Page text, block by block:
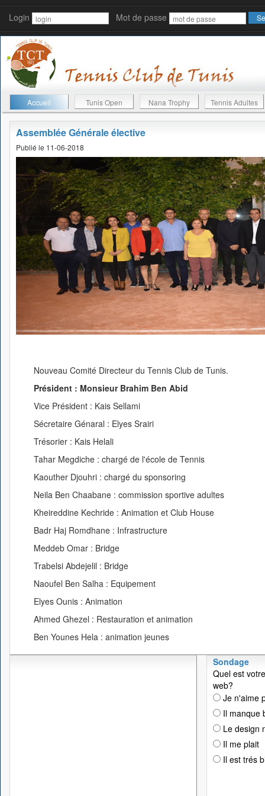
Login Mot de passe
Accueil Tunis Open Nana Trophy Tennis Adultes
Assemblée Générale élective
Publié le 11-06-2018
Nouveau Comité Directeur du Tennis Club de Tunis.
Président : Monsieur Brahim Ben Abid
Vice Président : Kais Sellami
Sécretaire Génaral : Elyes Srairi
Trésorier : Kais Helali
Tahar Megdiche : chargé de l'école de Tennis
Kaouther Djouhri : chargé du sponsoring
Neila Ben Chaabane : commission sportive adultes
Kheireddine Kechride : Animation et Club House
Badr Haj Romdhane : Infrastructure
Meddeb Omar : Bridge
Trabelsi Abdejelil : Bridge
Naoufel Ben Salha : Equipement
Elyes Ounis : Animation
Ahmed Ghezel : Restauration et animation
Ben Younes Hela : animation jeunes
Sondage
Quel est
web?
Je n'aime
Il manque
Le design
Il me plait
Il est trés